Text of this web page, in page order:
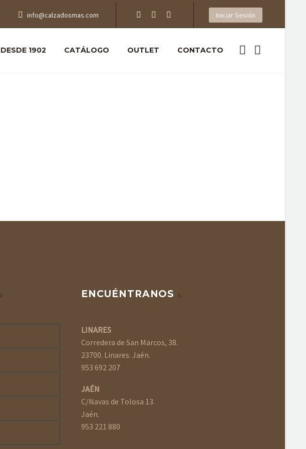
info@calzadosmas.com Iniciar Sesión
DESDE 1902 CATÁLOGO OUTLET CONTACTO
ENCUÉNTRANOS
LINARES
Corredera de San Marcos, 38.
23700. Linares. Jaén.
953 692 207
JAÉN
C/Navas de Tolosa 13.
Jaén.
953 221 880